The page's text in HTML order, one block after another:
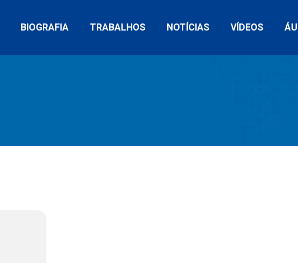
BIOGRAFIA TRABALHOS NOTÍCIAS VÍDEOS